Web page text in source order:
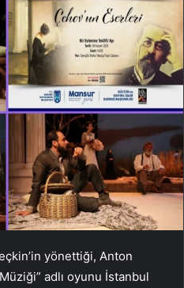
yönettiği, Anton
adlı oyunu İstanbul